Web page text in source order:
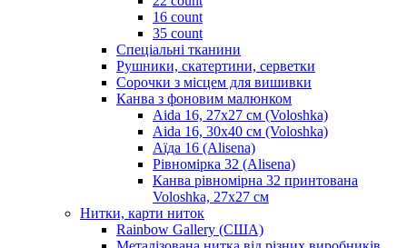
16 count
35 count
Спеціальні тканини
Рушники, скатертини, серветки
Сорочки з місцем для вишивки
Канва з фоновим малюнком
Aida 16, 27х27 см (Voloshka)
Aida 16, 30х40 см (Voloshka)
Аїда 16 (Alisena)
Рівномірка 32 (Alisena)
Канва рівномірна 32 принтована
Voloshka, 27х27 см
Нитки, карти ниток
Rainbow Gallery (США)